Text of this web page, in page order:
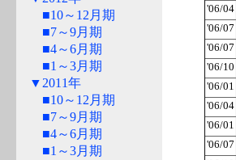
■10～12月期
■7～9月期
■4～6月期
■1～3月期
▼2011年
■10～12月期
■7～9月期
■4～6月期
■1～3月期
'06/04
'06/07
'06/07
'06/10
'06/01
'06/04
'06/01
'06/07